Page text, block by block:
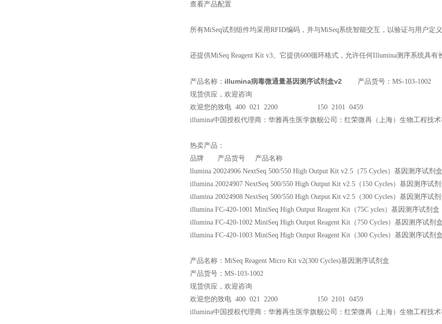
查看产品配置
所有MiSeq试剂组件均采用RFID编码，并与MiSeq系统智能交互，以验证与用户定
还提供MiSeq Reagent Kit v3。它提供600循环格式，允许任何Illumina测序系统具
产品名称： illumina病毒微通量基因测序试剂盒v2 产品货号：MS-103-1002
现货供应，欢迎咨询
欢迎您的致电 400 021 2200 150 2101 0459
illumina中国授权代理商：华雅再生医学旗舰公司：红荣微再（上海）生物工程技术
热卖产品：
品牌 产品货号 产品名称
llumina 20024906 NextSeq 500/550 High Output Kit v2.5（75 Cycles）基因测序试剂盒
illumina 20024907 NextSeq 500/550 High Output Kit v2.5（150 Cycles）基因测序试
illumina 20024908 NextSeq 500/550 High Output Kit v2.5（300 Cycles）基因测序试
illumina FC-420-1001 MiniSeq High Output Reagent Kit（75C ycles）基因测序试剂盒
illumina FC-420-1002 MiniSeq High Output Reagent Kit（750 Cycles）基因测序试剂盒
illumina FC-420-1003 MiniSeq High Output Reagent Kit（300 Cycles）基因测序试剂盒
产品名称：MiSeq Reagent Micro Kit v2(300 Cycles)基因测序试剂盒
产品货号：MS-103-1002
现货供应，欢迎咨询
欢迎您的致电 400 021 2200 150 2101 0459
illumina中国授权代理商：华雅再生医学旗舰公司：红荣微再（上海）生物工程技术